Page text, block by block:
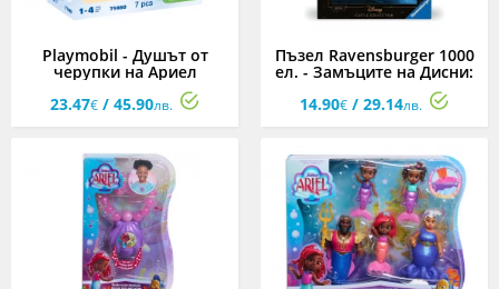
Playmobil - Душът от
черупки на Ариел
23.47€ / 45.90лв.
Пъзел Ravensburger 1000
ел. - Замъците на Дисни:
14.90€ / 29.14лв.